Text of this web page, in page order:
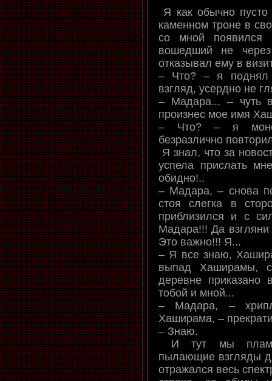
Я как обычно
каменном троне в
со мной появился
вошедший не
отказывал ему в
– Что? – я поднял
взгляд, усердно не
– Мадара... – чуть
произнес мое имя
– Что? – я
безразлично
Я знал, что за
успела прислать
обидно!..
– Мадара, – снова
стоя слегка в
приблизился и с
Мадара!!! Да взгляни
Это важно!!! Я...
– Я все знаю,
выпад Хаширамы,
деревне приказано
тобой и мной...
– Мадара, –
Хаширама, –
– Знаю.
И тут мы
пылающие взгляды
отражался весь